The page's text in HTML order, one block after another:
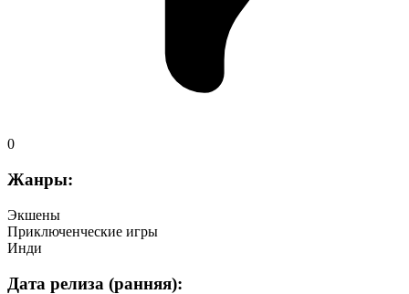
0
Жанры:
Экшены
Приключенческие игры
Инди
Дата релиза (ранняя):